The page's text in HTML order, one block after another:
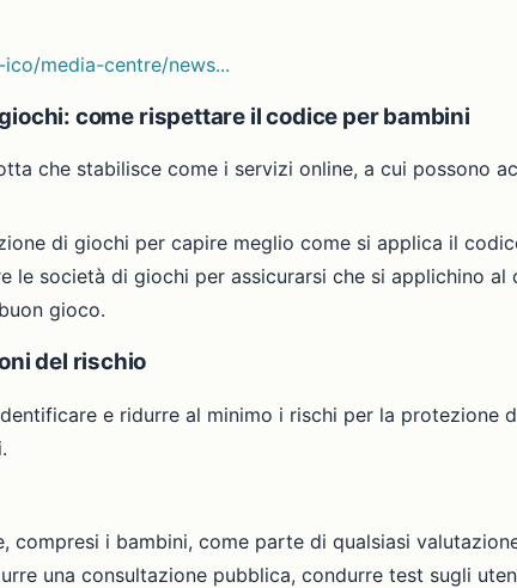
media-centre/news...
come rispettare il codice per bambini
che stabilisce come i servizi online, a cui possono
di giochi per capire meglio come si applica il
le società di giochi per assicurarsi che si applichino
gioco.
del rischio
e ridurre al minimo i rischi per la protezione
compresi i bambini, come parte di qualsiasi
una consultazione pubblica, condurre test sugli